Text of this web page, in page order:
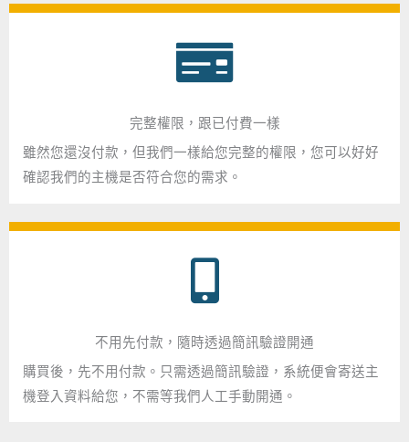
完整權限，跟已付費一樣
雖然您還沒付款，但我們一樣給您完整的權限，您可以好好
確認我們的主機是否符合您的需求。
不用先付款，隨時透過簡訊驗證開通
購買後，先不用付款。只需透過簡訊驗證，系統便會寄送主
機登入資料給您，不需等我們人工手動開通。​